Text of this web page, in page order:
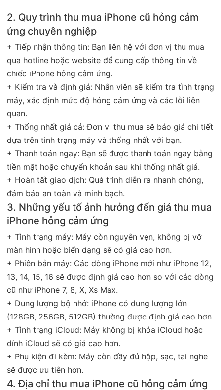
2. Quy trình thu mua iPhone cũ hỏng cảm
ứng chuyên nghiệp
+ Tiếp nhận thông tin: Bạn liên hệ với đơn vị thu mua
qua hotline hoặc website để cung cấp thông tin về
chiếc iPhone hỏng cảm ứng.
+ Kiểm tra và định giá: Nhân viên sẽ kiểm tra tình trạng
máy, xác định mức độ hỏng cảm ứng và các lỗi liên
quan.
+ Thống nhất giá cả: Đơn vị thu mua sẽ báo giá chi tiết
dựa trên tình trạng máy và thống nhất với bạn.
+ Thanh toán ngay: Bạn sẽ được thanh toán ngay bằng
tiền mặt hoặc chuyển khoản sau khi thống nhất giá.
+ Hoàn tất giao dịch: Quá trình diễn ra nhanh chóng,
đảm bảo an toàn và minh bạch.
3. Những yếu tố ảnh hưởng đến giá thu mua
iPhone hỏng cảm ứng
+ Tình trạng máy: Máy còn nguyên vẹn, không bị vỡ
màn hình hoặc biến dạng sẽ có giá cao hơn.
+ Phiên bản máy: Các dòng iPhone mới như iPhone 12,
13, 14, 15, 16 sẽ được định giá cao hơn so với các dòng
cũ như iPhone 7, 8, X, Xs Max.
+ Dung lượng bộ nhớ: iPhone có dung lượng lớn
(128GB, 256GB, 512GB) thường được định giá cao hơn.
+ Tình trạng iCloud: Máy không bị khóa iCloud hoặc
dính iCloud sẽ có giá cao hơn.
+ Phụ kiện đi kèm: Máy còn đầy đủ hộp, sạc, tai nghe
sẽ được ưu tiên hơn.
4. Địa chỉ thu mua iPhone cũ hỏng cảm ứng